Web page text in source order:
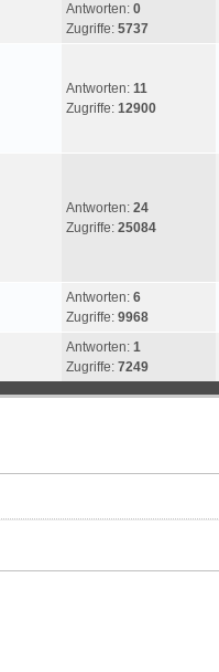
Antworten: 0
Zugriffe: 5737
Antworten: 11
Zugriffe: 12900
Antworten: 24
Zugriffe: 25084
Antworten: 6
Zugriffe: 9968
Antworten: 1
Zugriffe: 7249